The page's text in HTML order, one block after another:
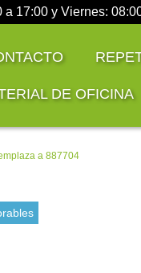
a 17:00 y Viernes:
DE OFICINA
a 887704